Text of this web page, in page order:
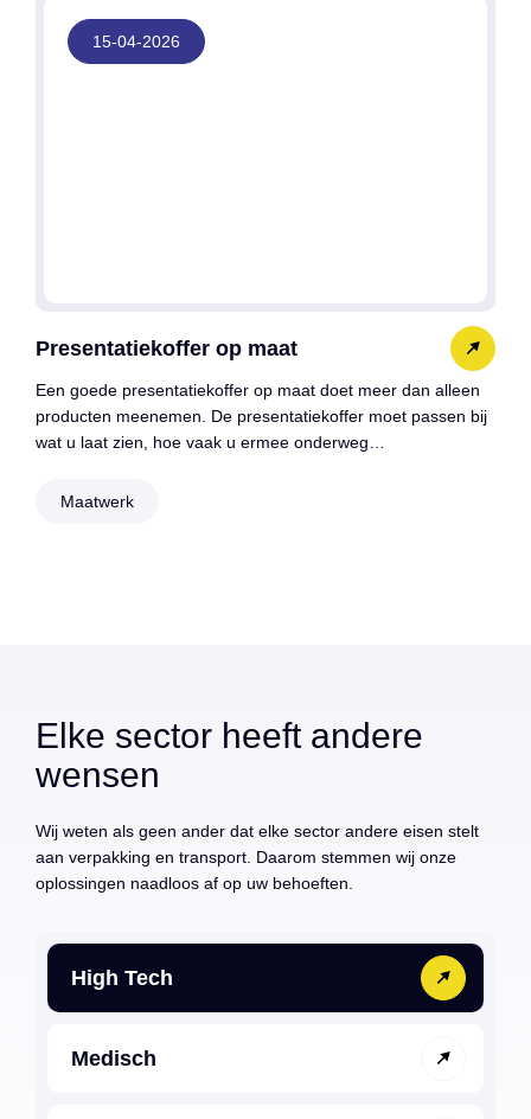
15-04-2026
Presentatiekoffer op maat
Een goede presentatiekoffer op maat doet meer dan alleen
producten meenemen. De presentatiekoffer moet passen bij
wat u laat zien, hoe vaak u ermee onderweg…
Maatwerk
Elke sector heeft andere
wensen
Wij weten als geen ander dat elke sector andere eisen stelt
aan verpakking en transport. Daarom stemmen wij onze
oplossingen naadloos af op uw behoeften.
High Tech
Medisch